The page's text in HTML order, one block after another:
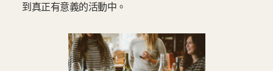
到真正有意義的活動中。